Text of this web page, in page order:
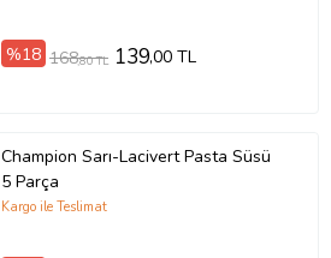
%18 168,80 TL 139,00 TL
Champion Sarı-Lacivert Pasta Süsü
5 Parça
Kargo ile Teslimat